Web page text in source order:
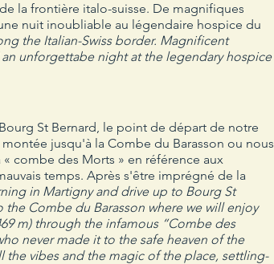
la frontière italo-suisse. De magnifiques
nuit inoubliable au légendaire hospice du
the Italian-Swiss border. Magnificent
unforgettabe night at the legendary hospice
St Bernard, le point de départ de notre
jusqu'à la Combe du Barasson ou nous
combe des Morts » en référence aux
temps. Après s'être imprégné de la
in Martigny and drive up to Bourg St
Combe du Barasson where we will enjoy
m) through the infamous “Combe des
never made it to the safe heaven of the
vibes and the magic of the place, settling-